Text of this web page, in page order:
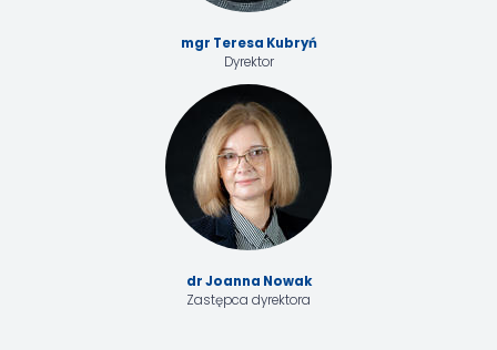
mgr Teresa Kubryń
Dyrektor
dr Joanna Nowak
Zastępca dyrektora